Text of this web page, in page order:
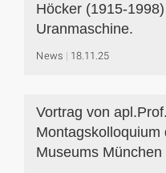
Höcker (1915-
Uranmaschine.
News 18.11.25
Vortrag von
Montagskolloquium
Museums München